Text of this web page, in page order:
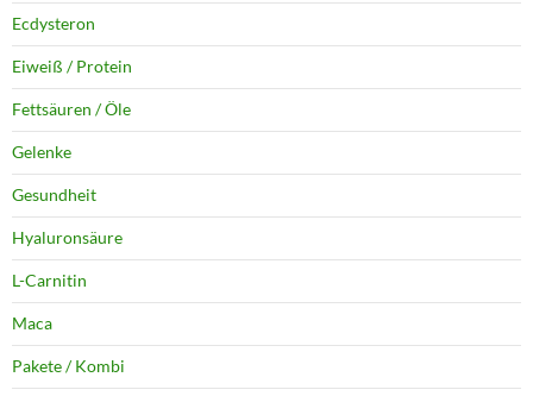
Ecdysteron
Eiweiß / Protein
Fettsäuren / Öle
Gelenke
Gesundheit
Hyaluronsäure
L-Carnitin
Maca
Pakete / Kombi